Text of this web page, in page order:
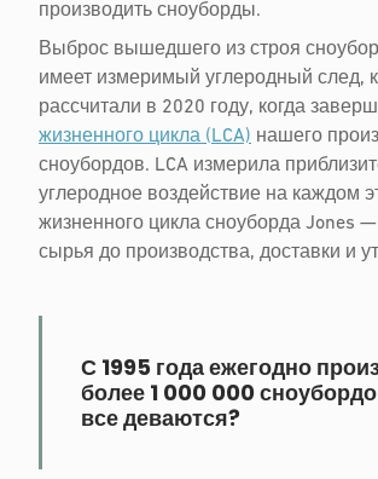
производить сноуборды.
Выброс вышедшего из строя
имеет измеримый углеродный след,
рассчитали в 2020 году, когда
жизненного цикла (LCA) нашего
сноубордов. LCA измерила
углеродное воздействие на каждом
жизненного цикла сноуборда Jones —
сырья до производства, доставки и
С 1995 года ежегодно
более 1 000 000
все деваются?